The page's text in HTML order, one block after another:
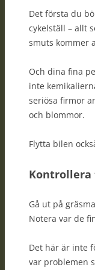
Det första du
cykelställ – allt
smuts kommer
Och dina fina
inte
seriösa firmor
och blommor.
Flytta bilen
Kontrollera
Gå ut på
Notera var de
Det här är inte
var problemen